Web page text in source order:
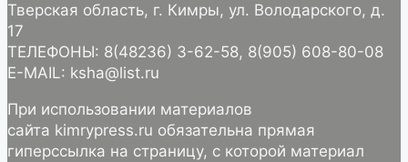
Тверская область, г. Кимры, ул. Володарского, д.
17
ТЕЛЕФОНЫ: 8(48236) 3-62-58, 8(905) 608-80-08
E-MAIL: ksha@list.ru
При использовании материалов
сайта kimrypress.ru обязательна прямая
гиперссылка на страницу, с которой материал